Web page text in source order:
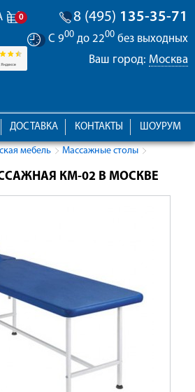
0 8 (495) 135-35-71
С 900 до 2200 без выходных
Ваш город: Москва
ШОУРУМ
КОНТАКТЫ
ДОСТАВКА
мебель Массажные столы
КМ-02 В МОСКВЕ